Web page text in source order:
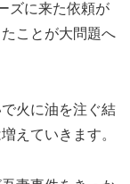
ズに来た依頼が
ことが大問題へ
火に油を注ぐ結
えていきます。